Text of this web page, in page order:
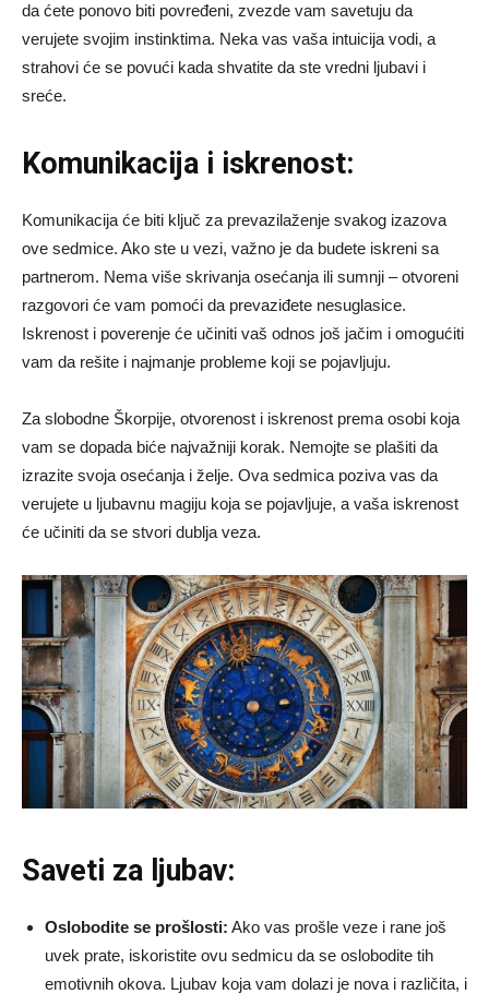
da ćete ponovo biti povređeni, zvezde vam savetuju da
verujete svojim instinktima. Neka vas vaša intuicija vodi, a
strahovi će se povući kada shvatite da ste vredni ljubavi i
sreće.
Komunikacija i iskrenost:
Komunikacija će biti ključ za prevazilaženje svakog izazova
ove sedmice. Ako ste u vezi, važno je da budete iskreni sa
partnerom. Nema više skrivanja osećanja ili sumnji – otvoreni
razgovori će vam pomoći da prevaziđete nesuglasice.
Iskrenost i poverenje će učiniti vaš odnos još jačim i omogućiti
vam da rešite i najmanje probleme koji se pojavljuju.
Za slobodne Škorpije, otvorenost i iskrenost prema osobi koja
vam se dopada biće najvažniji korak. Nemojte se plašiti da
izrazite svoja osećanja i želje. Ova sedmica poziva vas da
verujete u ljubavnu magiju koja se pojavljuje, a vaša iskrenost
će učiniti da se stvori dublja veza.
Saveti za ljubav:
Oslobodite se prošlosti: Ako vas prošle veze i rane još
uvek prate, iskoristite ovu sedmicu da se oslobodite tih
emotivnih okova. Ljubav koja vam dolazi je nova i različita, i